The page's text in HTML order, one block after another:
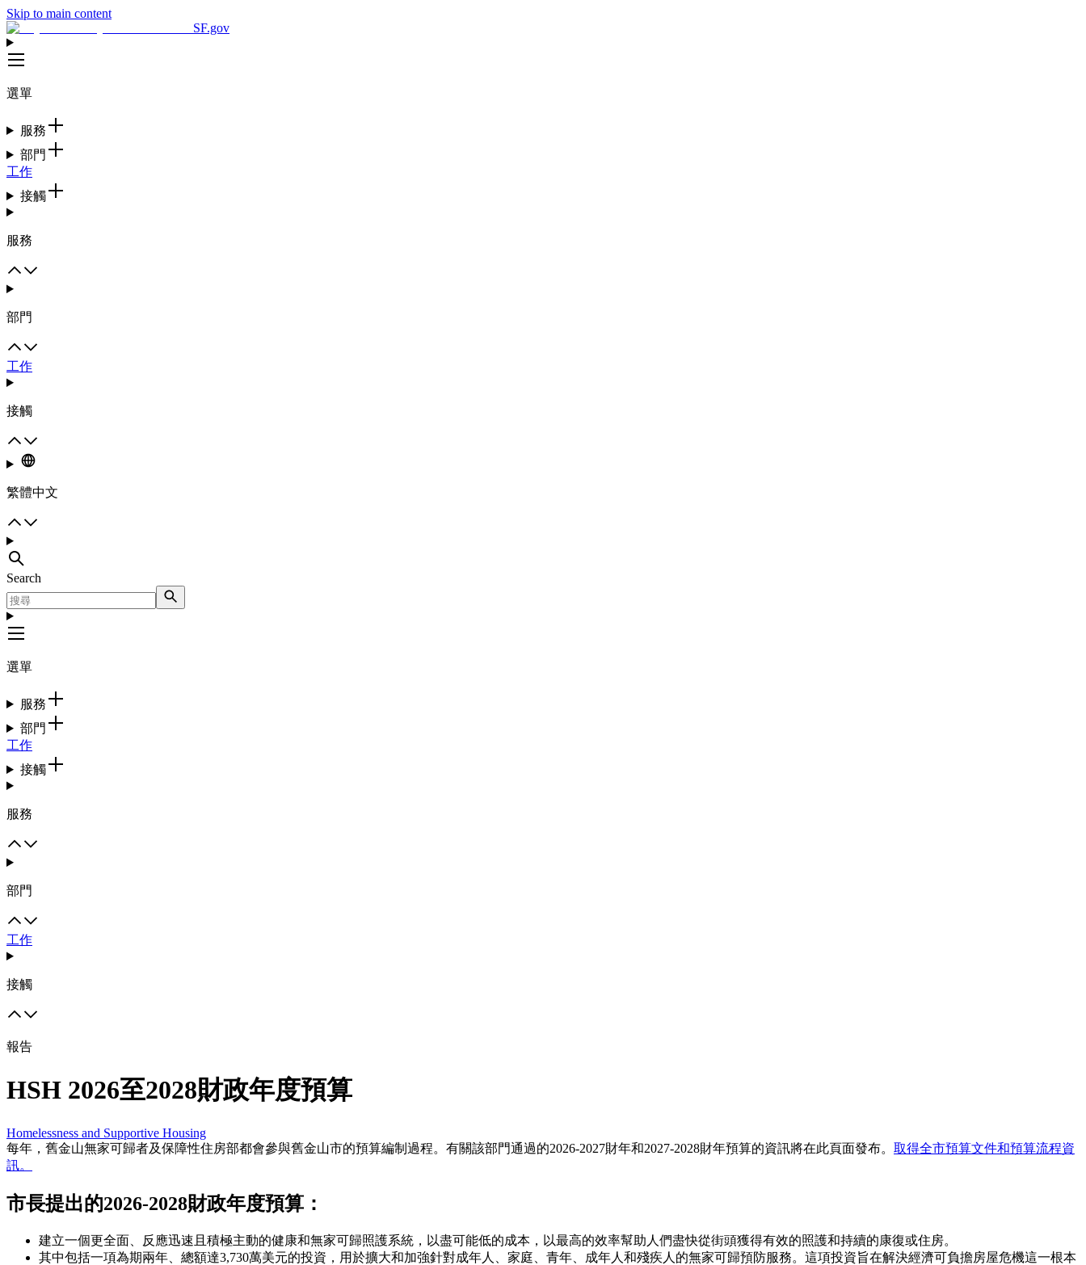
Skip to main content
SF.gov
選單
服務
部門
工作
接觸
服務
部門
工作
接觸
繁體中文
Search
選單
服務
部門
工作
接觸
服務
部門
工作
接觸
報告
HSH 2026至2028財政年度預算
Homelessness and Supportive Housing
每年，舊金山無家可歸者及保障性住房部都會參與舊金山市的預算編制過程。有關該部門通過的2026-2027財年和2027-2028財年預算的資訊將在此頁面發布。 取得全市預算文件和預算流程資
訊。
市長提出的2026-2028財政年度預算：
建立一個更全面、反應迅速且積極主動的健康和無家可歸照護系統，以盡可能低的成本，以最高的效率幫助人們盡快從街頭獲得有效的照護和持續的康復或住房。
其中包括一項為期兩年、總額達3,730萬美元的投資，用於擴大和加強針對成年人、家庭、青年、成年人和殘疾人的無家可歸預防服務。這項投資旨在解決經濟可負擔房屋危機這一根本